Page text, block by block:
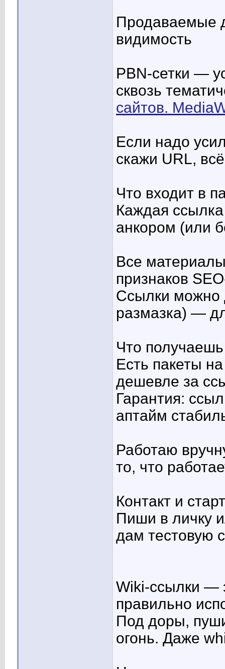
Продаваемые
видимость
PBN-сетки —
сквозь
сайтов.
Если надо
скажи URL,
Что входит в
Каждая ссылка
анкором (или
Все
признаков
Ссылки можно
размазка) —
Что получаешь
Есть пакеты
дешевле за
Гарантия:
аптайм
Работаю
то, что
Контакт и старт
Пиши в личку
дам тестовую
Wiki-ссылки —
правильно
Под доры,
огонь. Даже